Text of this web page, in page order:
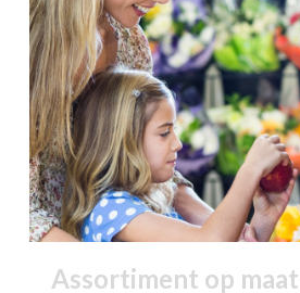
Assortiment op maat